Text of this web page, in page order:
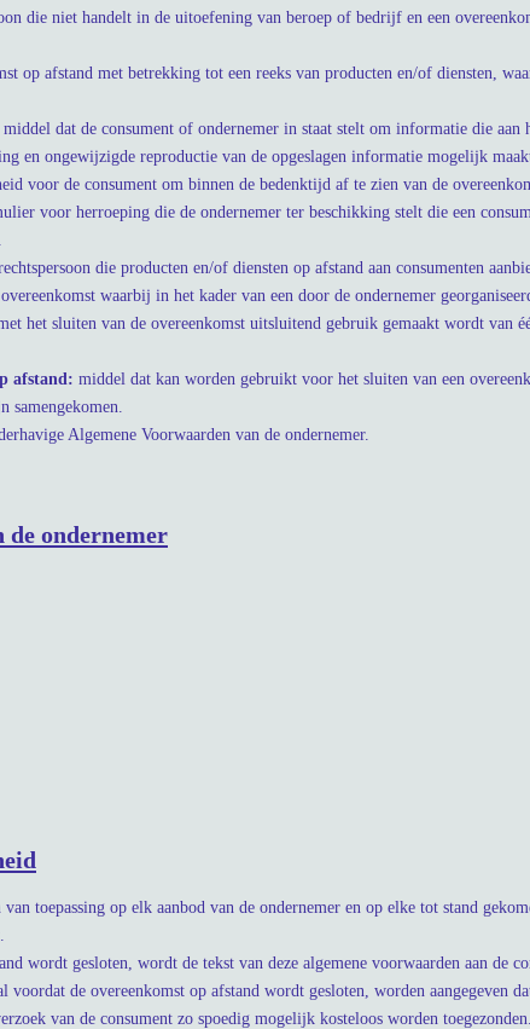
die niet handelt in de uitoefening van beroep of bedrijf en een
op afstand met betrekking tot een reeks van producten en/of diensten,
dat de consument of ondernemer in staat stelt om informatie die aan
en ongewijzigde reproductie van de opgeslagen informatie mogelijk
voor de consument om binnen de bedenktijd af te zien van de
voor herroeping die de ondernemer ter beschikking stelt die een
die producten en/of diensten op afstand aan consumenten
waarbij in het kader van een door de ondernemer
het sluiten van de overeenkomst uitsluitend gebruik gemaakt wordt van
afstand: middel dat kan worden gebruikt voor het sluiten van een
Algemene Voorwaarden van de ondernemer.
ondernemer
toepassing op elk aanbod van de ondernemer en op elke tot stand
wordt gesloten, wordt de tekst van deze algemene voorwaarden aan de
de overeenkomst op afstand wordt gesloten, worden aangegeven
van de consument zo spoedig mogelijk kosteloos worden toegezonden.